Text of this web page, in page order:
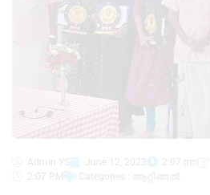
Admin YS June 12, 2023 2:07 pm
2:07 PM
Categories : ആറ്റിങ്ങൽ